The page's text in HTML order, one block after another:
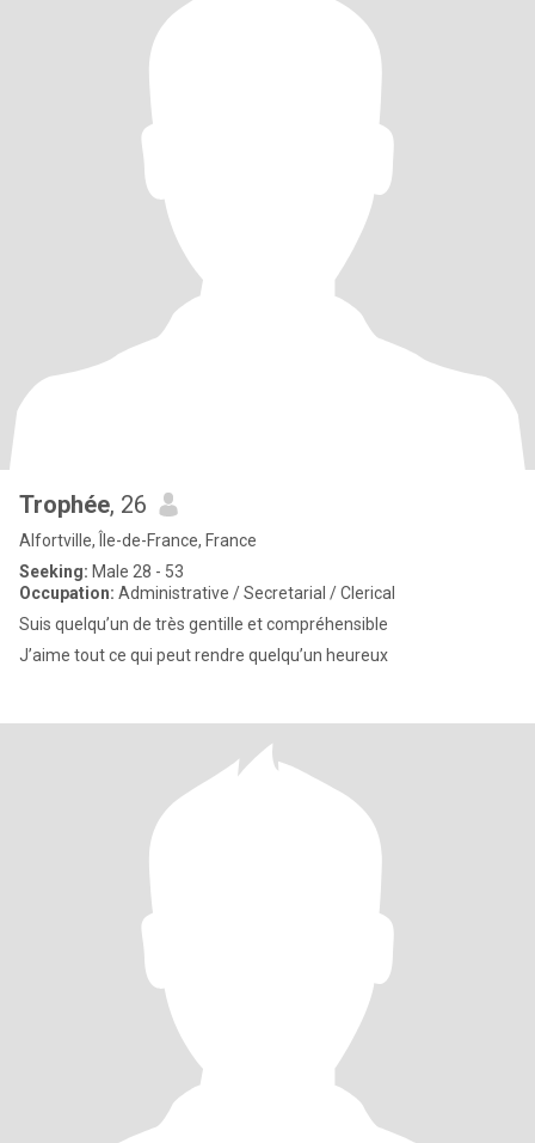
Trophée, 26
Alfortville, Île-de-France, France
Seeking: Male 28 - 53
Occupation: Administrative / Secretarial / Clerical
Suis quelqu’un de très gentille et compréhensible
J’aime tout ce qui peut rendre quelqu’un heureux